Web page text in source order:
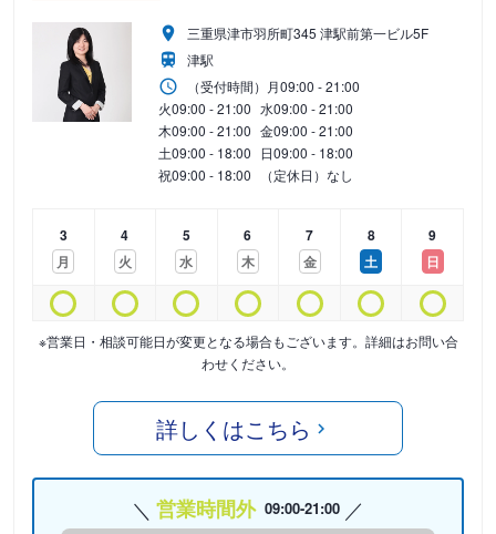
三重県津市羽所町345 津駅前第一ビル5F
津駅
（受付時間） 月09:00 - 21:00
火09:00 - 21:00 水09:00 - 21:00
木09:00 - 21:00 金09:00 - 21:00
土09:00 - 18:00 日09:00 - 18:00
祝09:00 - 18:00 （定休日）なし
3
月
4
火
5
水
6
木
7
金
8
土
9
日
※営業日・相談可能日が変更となる場合もございます。詳細はお問い合
わせください。
詳しくはこちら
営業時間外 09:00-21:00